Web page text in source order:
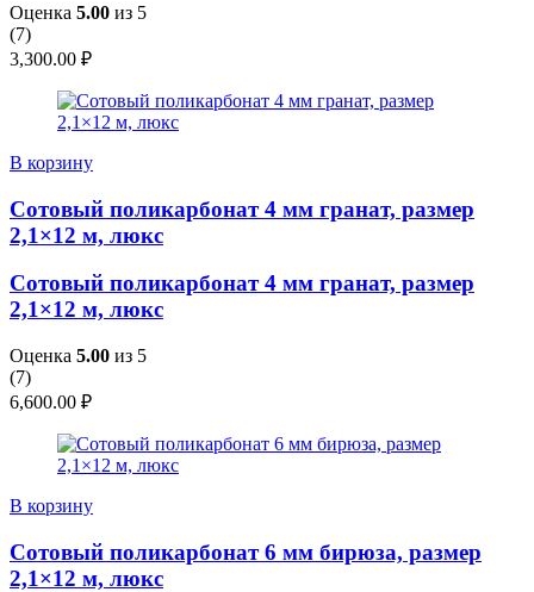
Оценка 5.00 из 5
(7)
3,300.00 ₽
В корзину
Сотовый поликарбонат 4 мм гранат, размер
2,1×12 м, люкс
Сотовый поликарбонат 4 мм гранат, размер
2,1×12 м, люкс
Оценка 5.00 из 5
(7)
6,600.00 ₽
В корзину
Сотовый поликарбонат 6 мм бирюза, размер
2,1×12 м, люкс